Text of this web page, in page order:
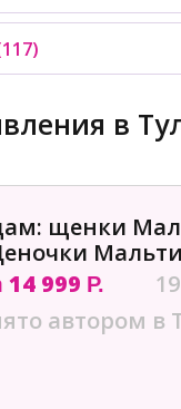
в
щенки
14 999 Р.
автором в